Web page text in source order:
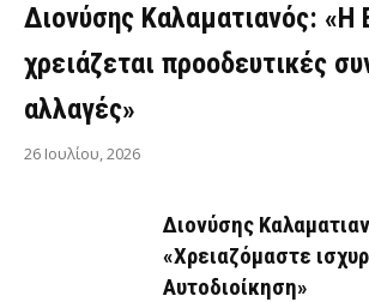
Διονύσης Καλαματιανός: «Η
χρειάζεται προοδευτικές
αλλαγές»
26 Ιουλίου, 2026
Διονύσης
«Χρειαζόμαστε
Αυτοδιοίκηση»